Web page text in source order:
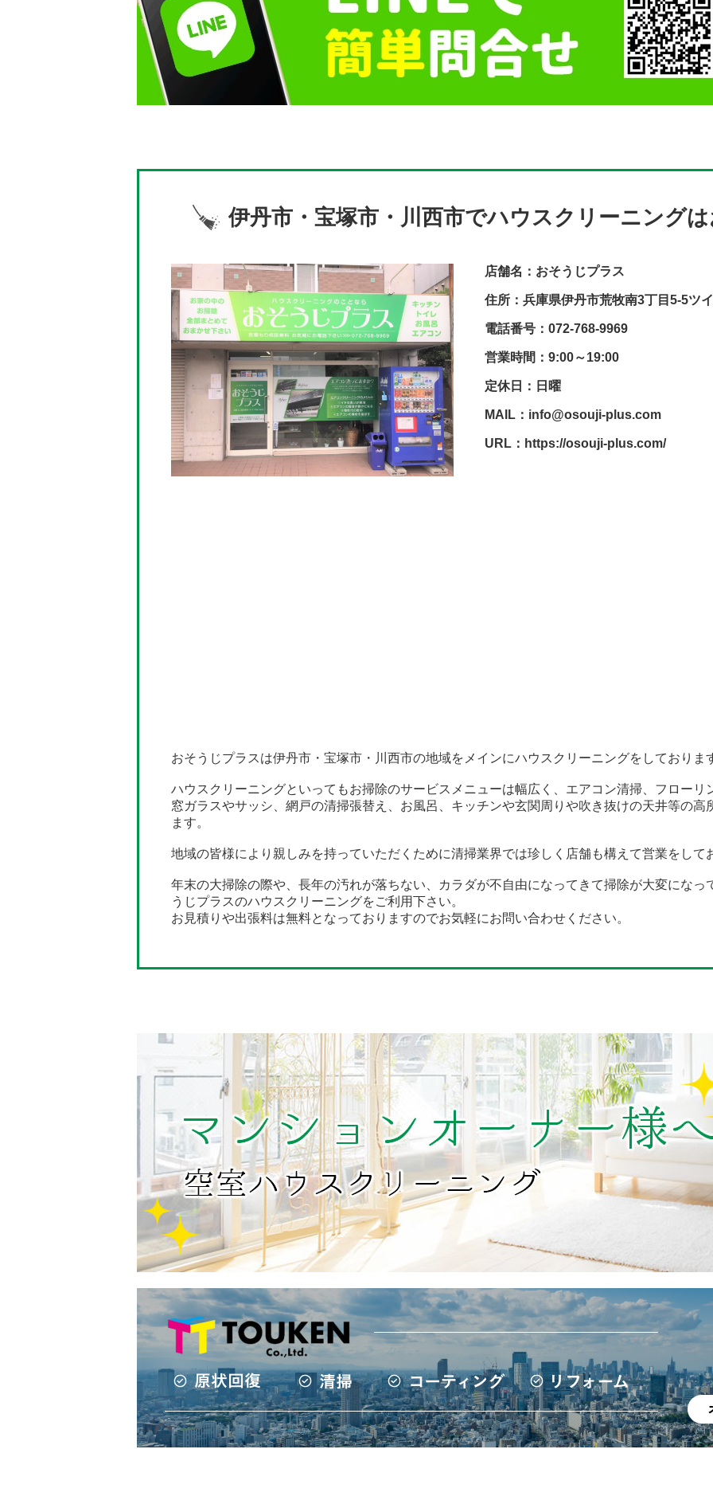
伊丹市・宝塚市・川西市でハウスクリーニング
店舗名：おそうじプラス
住所：兵庫県伊丹市荒牧南3丁目5-5ツ
電話番号：072-768-9969
営業時間：9:00～19:00
定休日：日曜
MAIL：info@osouji-plus.com
URL：https://osouji-plus.com/
おそうじプラスは伊丹市・宝塚市・川西市の地域をメインにハウスクリーニングをしておりま
ハウスクリーニングといってもお掃除のサービスメニューは幅広く、エアコン清掃、フローリ
窓ガラスやサッシ、網戸の清掃張替え、お風呂、キッチンや玄関周りや吹き抜けの天井等の高
ます。
地域の皆様により親しみを持っていただくために清掃業界では珍しく店舗も構えて営業をして
年末の大掃除の際や、長年の汚れが落ちない、カラダが不自由になってきて掃除が大変になっ
うじプラスのハウスクリーニングをご利用下さい。
お見積りや出張料は無料となっておりますのでお気軽にお問い合わせください。